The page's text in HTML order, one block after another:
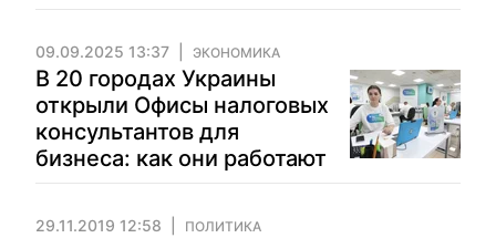
09.09.2025 13:37 ЭКОНОМИКА
В 20 городах Украины
открыли Офисы налоговых
консультантов для
бизнеса: как они работают
29.11.2019 12:58 ПОЛИТИКА